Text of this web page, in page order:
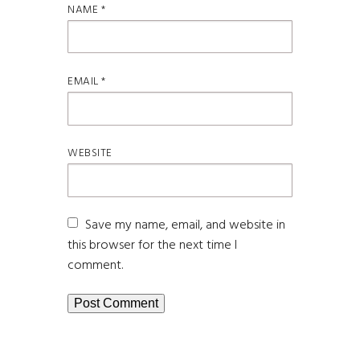
NAME *
EMAIL*
WEBSITE
Save my name, email, and website in
this browser for the next time I
comment.